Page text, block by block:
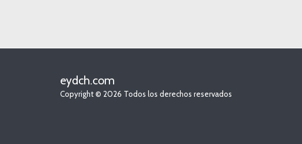
eydch.com
Copyright © 2026 Todos los derechos reservados